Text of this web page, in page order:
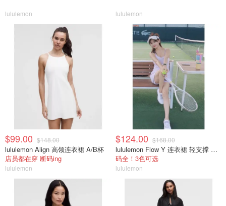
lululemon lululemon
$99.00 $148.00
lululemon Align 高领连衣裙 A/B杯
店员都在穿 断码ing
lululemon
$124.00 $168.00
lululemon Flow Y 连衣裙 轻支撑 B/C杯
码全！3色可选
lululemon